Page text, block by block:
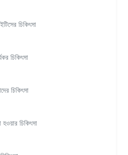
চিকিৎসা
চিকিৎসা
চিকিৎসা
চিকিৎসা